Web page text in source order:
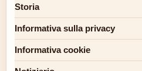
Storia
Informativa sulla privacy
Informativa cookie